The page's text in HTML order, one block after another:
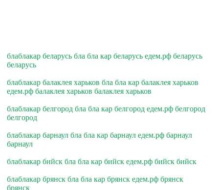
блаблакар беларусь бла бла кар беларусь едем.рф беларусь
беларусь
блаблакар балаклея харьков бла бла кар балаклея харьков
едем.рф балаклея харьков балаклея харьков
блаблакар белгород бла бла кар белгород едем.рф белгород
белгород
блаблакар барнаул бла бла кар барнаул едем.рф барнаул
барнаул
блаблакар бийск бла бла кар бийск едем.рф бийск бийск
блаблакар брянск бла бла кар брянск едем.рф брянск
брянск